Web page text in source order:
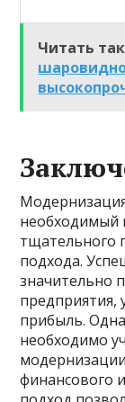
Читать
необходимый
тщательного
подхода.
значительно
предприятия,
прибыль.
необходимо
финансового